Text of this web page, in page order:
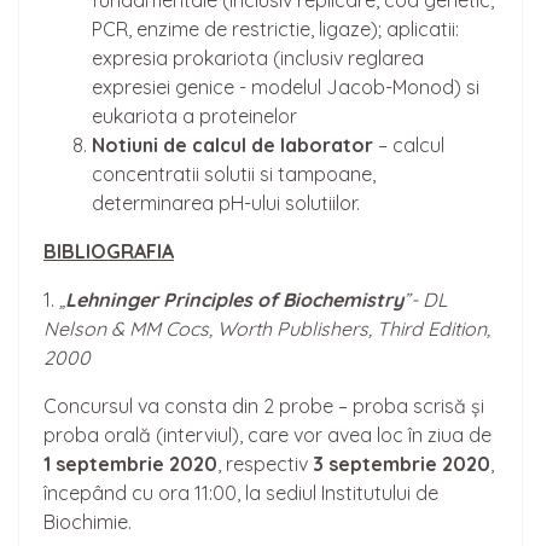
PCR, enzime de restrictie, ligaze); aplicatii:
expresia prokariota (inclusiv reglarea
expresiei genice - modelul Jacob-Monod) si
eukariota a proteinelor
Notiuni de calcul de laborator – calcul
concentratii solutii si tampoane,
determinarea pH-ului solutiilor.
BIBLIOGRAFIA
1. „Lehninger Principles of Biochemistry”- DL
Nelson & MM Cocs, Worth Publishers, Third Edition,
2000
Concursul va consta din 2 probe – proba scrisă și
proba orală (interviul), care vor avea loc în ziua de
1 septembrie 2020, respectiv 3 septembrie 2020,
începând cu ora 11:00, la sediul Institutului de
Biochimie.